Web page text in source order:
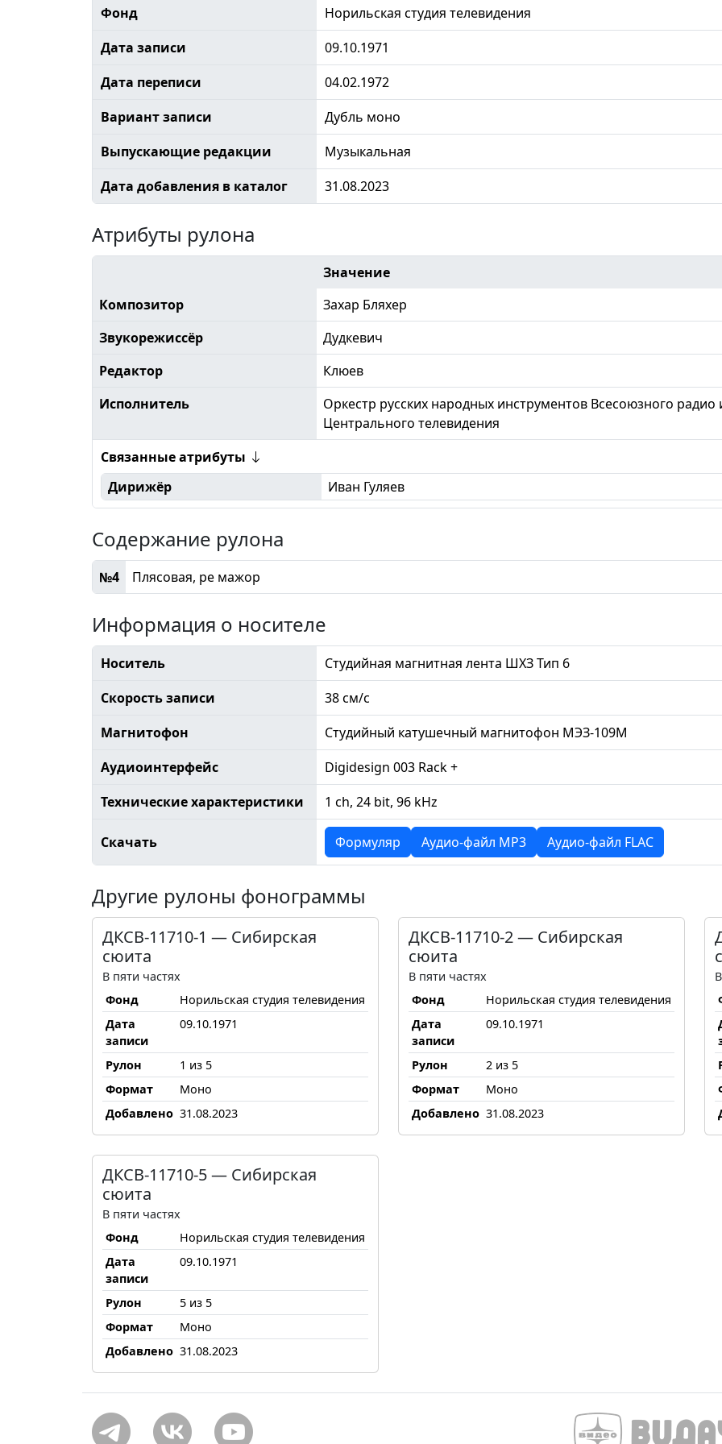
Фонд
Норильская студия телевидения
Дата записи
09.10.1971
Дата переписи
04.02.1972
Вариант записи
Дубль моно
Выпускающие редакции
Музыкальная
Дата добавления в каталог
31.08.2023
Атрибуты рулона
Значение
Композитор
Захар Бляхер
Звукорежиссёр
Дудкевич
Редактор
Клюев
Исполнитель
Оркестр русских народных инструментов Всесоюзного радио
Центрального телевидения
Связанные атрибуты
Дирижёр
Иван Гуляев
Содержание рулона
№4 Плясовая, ре мажор
Информация о носителе
Носитель
Студийная магнитная лента ШХЗ Тип 6
Скорость записи
38 см/с
Магнитофон
Студийный катушечный магнитофон МЭЗ-109М
Аудиоинтерфейс
Digidesign 003 Rack +
Технические характеристики
1 ch, 24 bit, 96 kHz
Скачать Формуляр Аудио-файл MP3 Аудио-файл FLAC
Другие рулоны фонограммы
ДКСВ-11710-1 — Сибирская
сюита
В пяти частях
Фонд
Норильская студия телевидения
Дата
записи
09.10.1971
Рулон
1 из 5
Формат
Моно
Добавлено 31.08.2023
ДКСВ-11710-2 — Сибирская
сюита
В пяти частях
Фонд
Норильская студия телевидения
Дата
записи
09.10.1971
Рулон
2 из 5
Формат
Моно
Добавлено 31.08.2023
ДКСВ-11710-5 — Сибирская
сюита
В пяти частях
Фонд
Норильская студия телевидения
Дата
записи
09.10.1971
Рулон
5 из 5
Формат
Моно
Добавлено 31.08.2023